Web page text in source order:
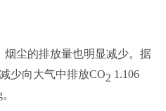
烟尘的排放量也明显减少。据
少向大气中排放CO2 1.106